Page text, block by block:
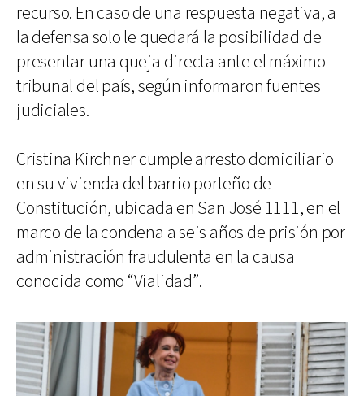
recurso. En caso de una respuesta negativa, a
la defensa solo le quedará la posibilidad de
presentar una queja directa ante el máximo
tribunal del país, según informaron fuentes
judiciales.
Cristina Kirchner cumple arresto domiciliario
en su vivienda del barrio porteño de
Constitución, ubicada en San José 1111, en el
marco de la condena a seis años de prisión por
administración fraudulenta en la causa
conocida como “Vialidad”.